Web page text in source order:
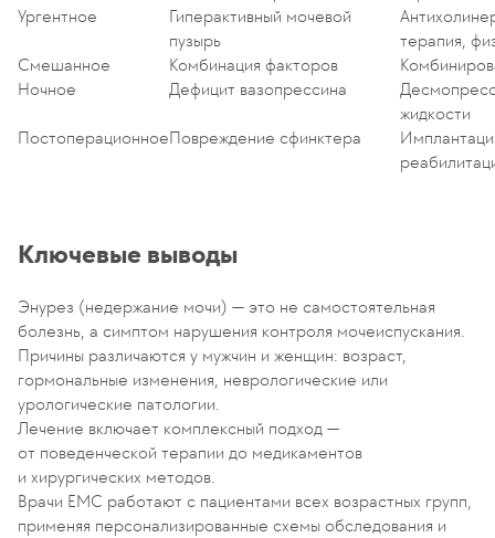
Ургентное
Гиперактивный мочевой
пузырь
терапия,
Смешанное
Комбинация факторов
Ночное
Дефицит вазопрессина
жидкости
ПостоперационноеПовреждение сфинктера
Ключевые выводы
Энурез (недержание мочи) — это не самостоятельная
болезнь, а симптом нарушения контроля мочеиспускания.
Причины различаются у мужчин и женщин: возраст,
гормональные изменения, неврологические или
урологические патологии.
Лечение включает комплексный подход —
от поведенческой терапии до медикаментов
и хирургических методов.
Врачи ЕМС работают с пациентами всех возрастных групп,
применяя персонализированные схемы обследования и